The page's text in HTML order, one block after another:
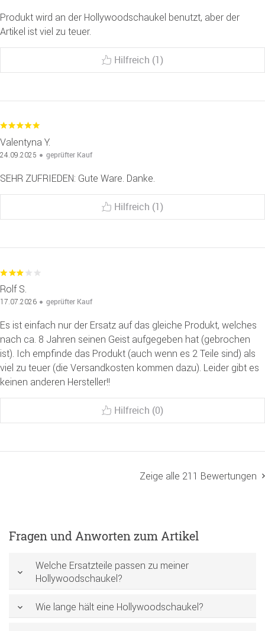
Produkt wird an der Hollywoodschaukel benutzt, aber der
Artikel ist viel zu teuer.
Hilfreich (1)
Valentyna Y.
24.09.2025 geprüfter Kauf
SEHR ZUFRIEDEN: Gute Ware. Danke.
Hilfreich (1)
Rolf S.
17.07.2026 geprüfter Kauf
Es ist einfach nur der Ersatz auf das gleiche Produkt, welches
nach ca. 8 Jahren seinen Geist aufgegeben hat (gebrochen
ist). Ich empfinde das Produkt (auch wenn es 2 Teile sind) als
viel zu teuer (die Versandkosten kommen dazu). Leider gibt es
keinen anderen Hersteller!!
Hilfreich (0)
Zeige alle 211 Bewertungen
Fragen und Anworten zum Artikel
Welche Ersatzteile passen zu meiner
Hollywoodschaukel?
Wie lange hält eine Hollywoodschaukel?